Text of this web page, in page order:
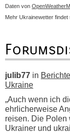
Daten von
Mehr Ukrainewetter findet
julib77 in
Ukraine
„Auch wenn ich
ehrlicherweise
reisen. Die Polen
Ukrainer und